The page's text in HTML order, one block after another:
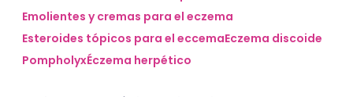
electrónico
Compartir en Facebook
🇪🇸 Español 🇫🇷 Français
Emolientes y cremas para el eczema
Esteroides tópicos para el eccemaEczema discoide
PompholyxÉczema herpético